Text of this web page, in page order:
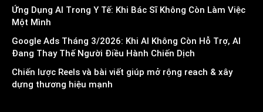
Ứng Dụng AI Trong Y Tế: Khi Bác Sĩ Không Còn Làm Việc
Một Mình
Google Ads Tháng 3/2026: Khi AI Không Còn Hỗ Trợ, AI
Đang Thay Thế Người Điều Hành Chiến Dịch
Chiến lược Reels và bài viết giúp mở rộng reach & xây
dựng thương hiệu mạnh